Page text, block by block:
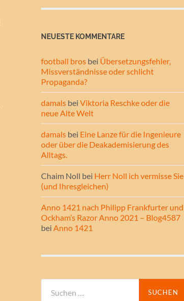
NEUESTE KOMMENTARE
football bros bei Übersetzungsfehler,
Missverständnisse oder schlicht
Propaganda?
damals bei Viktoria Reschke oder die
neue Alte Welt
damals bei Eine Lanze für die Ingenieure
oder über die Deakademisierung des
Alltags.
Chaim Noll bei Herr Noll ich vermisse Sie
(und Ihresgleichen)
Anno 1421 nach Philipp Frankfurter und
Ockham’s Razor Anno 2021 – Blog4587
bei Anno 1421
nach: